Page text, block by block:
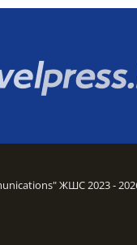
ЖШС 2023 -